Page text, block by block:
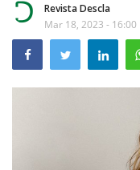
Desporto
Revista Descla
Mar 18, 2023 - 16:00